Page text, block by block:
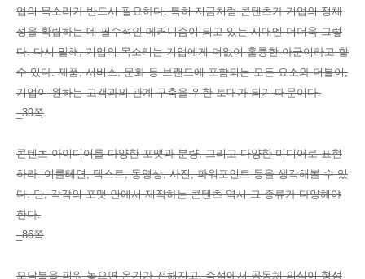
업의 목소리가 반드시 필요하다. 특히 지금처럼 콘텐츠가 기업의 정체
성을 확립하는 데 필수적인 메커니즘이 되고 있는 시대엔 더더욱 그렇
다. 다시 말해, 기업의 목소리는 기업에게 더없이 훌륭한 아군이라고 할
수 있다. 제품, 서비스, 문화 등 브랜드에 포함되는 모든 요소와 더불어,
기업이 원하는 고객과의 관계 구축을 위한 토대가 되기 때문이다.
_39쪽
콘텐츠 아이디어를 다양한 포맷과 분량, 그리고 다양한 미디어로 표현
하라. 이를테면, 텍스트, 동영상, 사진, 파워포인트 등을 생각해볼 수 있
다. 단, 각각의 포맷 안에서 제작하는 콘텐츠 역시 그 종류가 다양해야
한다.
_86쪽
모닥불을 피워 놓으면 온기가 전해지고, 즉석에서 공동체 의식이 형성